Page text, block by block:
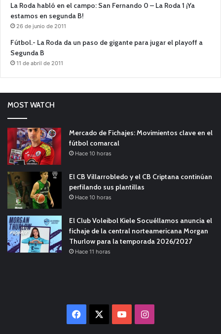
La Roda habló en el campo: San Fernando 0 – La Roda 1 ¡Ya
estamos en segunda B!
26 de junio de 2011
Fútbol.- La Roda da un paso de gigante para jugar el playoff a
Segunda B
11 de abril de 2011
MOST WATCH
Mercado de Fichajes: Movimientos clave en el
fútbol comarcal
Hace 10 horas
El CB Villarrobledo y el CB Criptana continúan
perfilando sus plantillas
Hace 10 horas
El Club Voleibol Kiele Socuéllamos anuncia el
fichaje de la central norteamericana Morgan
Thurlow para la temporada 2026/2027
Hace 11 horas
Facebook YouTubeInstagram